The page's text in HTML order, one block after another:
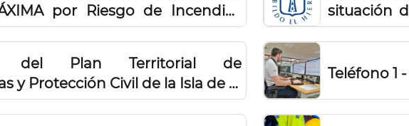
por Riesgo de Incendios
situación
forestales
del Plan Territorial de
y Protección Civil de la Isla de El
Alerta por Riesgo de
Teléfono 1 -